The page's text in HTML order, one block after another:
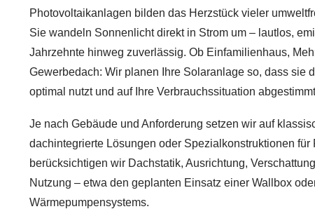
Photovoltaikanlagen bilden das Herzstück vieler
Sie wandeln Sonnenlicht direkt in Strom um – lautlos,
Jahrzehnte hinweg zuverlässig. Ob Einfamilienhaus,
Gewerbedach: Wir planen Ihre Solaranlage so, dass sie
optimal nutzt und auf Ihre Verbrauchssituation
Je nach Gebäude und Anforderung setzen wir auf
dachintegrierte Lösungen oder Spezialkonstruktionen für
berücksichtigen wir Dachstatik, Ausrichtung,
Nutzung – etwa den geplanten Einsatz einer Wallbox
Wärmepumpensystems.